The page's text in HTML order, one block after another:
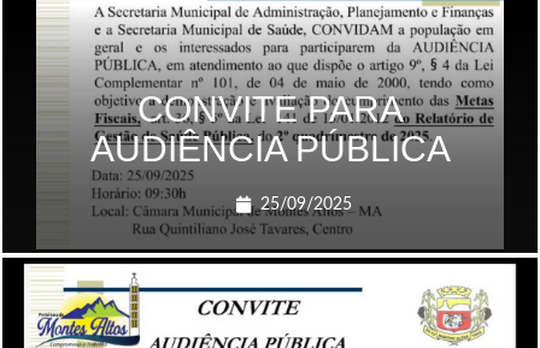
CONVITE PARA
AUDIÊNCIA PÚBLICA
25/09/2025